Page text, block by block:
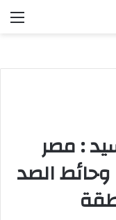
: مصر
الصد